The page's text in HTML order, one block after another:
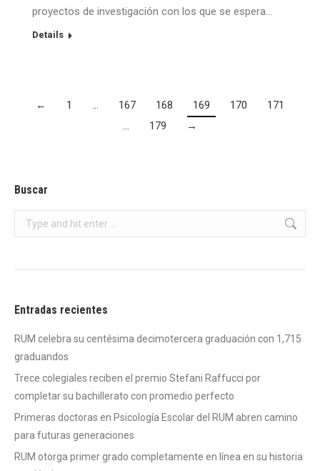
proyectos de investigación con los que se espera…
Details
← 1 … 167 168 169 170
171
…
179 →
Buscar
Search:
Entradas recientes
RUM celebra su centésima decimotercera graduación con 1,715
graduandos
Trece colegiales reciben el premio Stefani Raffucci por
completar su bachillerato con promedio perfecto
Primeras doctoras en Psicología Escolar del RUM abren camino
para futuras generaciones
RUM otorga primer grado completamente en línea en su historia